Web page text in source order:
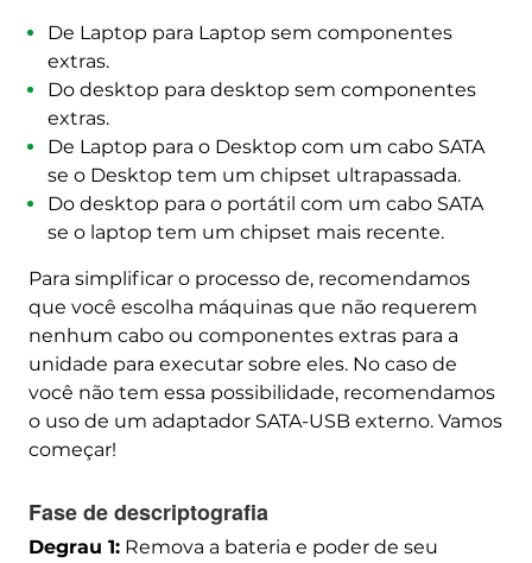
De Laptop para Laptop sem componentes
extras.
Do desktop para desktop sem componentes
extras.
De Laptop para o Desktop com um cabo SATA
se o Desktop tem um chipset ultrapassada.
Do desktop para o portátil com um cabo SATA
se o laptop tem um chipset mais recente.
Para simplificar o processo de, recomendamos
que você escolha máquinas que não requerem
nenhum cabo ou componentes extras para a
unidade para executar sobre eles. No caso de
você não tem essa possibilidade, recomendamos
o uso de um adaptador SATA-USB externo. Vamos
começar!
Fase de descriptografia
Degrau 1:Remova a bateria e poder de seu